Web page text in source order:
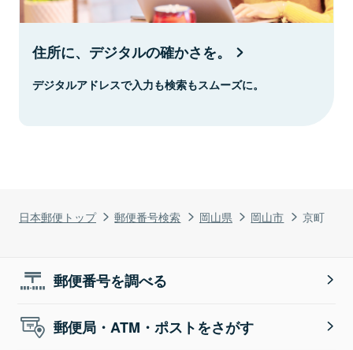
日本郵便トップ 郵便番号検索 岡山県 岡山市 京町
住所に、デジタルの確かさを。
デジタルアドレスで入力も検索もスムーズに。
郵便番号を調べる
郵便局・ATM・ポストをさがす